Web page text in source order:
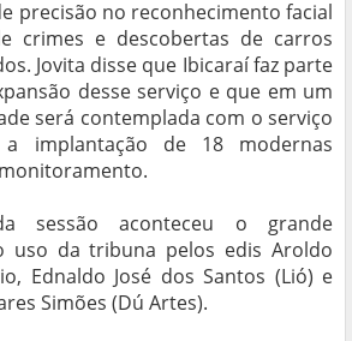
precisão no reconhecimento facial
crimes e descobertas de carros
Jovita disse que Ibicaraí faz parte
desse serviço e que em um
será contemplada com o serviço
implantação de 18 modernas
sessão aconteceu o grande
uso da tribuna pelos edis Aroldo
Ednaldo José dos Santos (Lió) e
Simões (Dú Artes).